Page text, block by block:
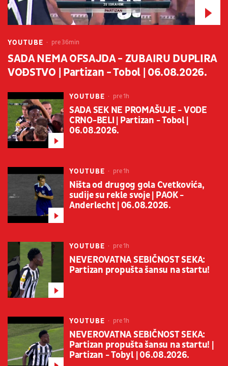
YOUTUBE pre 36min
SADA NEMA OFSAJDA - ZUBAIRU DUPLIRA
VOĐSTVO | Partizan - Tobol | 06.08.2026.
YOUTUBE pre 1h
SADA SEK NE PROMAŠUJE - VODE
CRNO-BELI | Partizan - Tobol |
06.08.2026.
YOUTUBE pre 1h
Ništa od drugog gola Cvetkovića,
sudije su rekle svoje | PAOK -
Anderlecht | 06.08.2026.
YOUTUBE pre 1h
NEVEROVATNA SEBIČNOST SEKA:
Partizan propušta šansu na startu!
YOUTUBE pre 1h
NEVEROVATNA SEBIČNOST SEKA:
Partizan propušta šansu na startu! |
Partizan - Tobyl | 06.08.2026.